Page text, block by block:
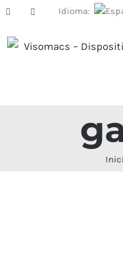
Saltar
contenido
Facebook InstagramIdioma: